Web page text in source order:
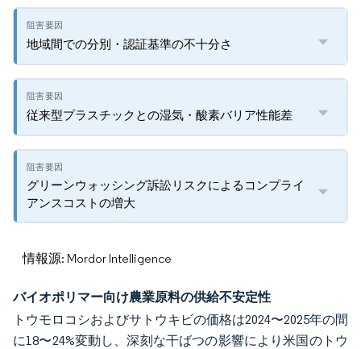
地域間での分別・認証基準の不十分さ
従来型プラスチックとの湿気・酸素バリア性能差
グリーンウォッシング訴訟リスクによるコンプライ
アンスコストの増大
情報源: Mordor Intelligence
バイオポリマー向け農業原料の供給不安定性
トウモロコシおよびサトウキビの価格は2024〜2025年の間
に18〜24%変動し、深刻な干ばつの影響により米国のトウ